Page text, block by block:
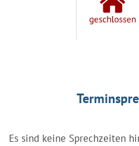
Es sind keine Sprechzeiten